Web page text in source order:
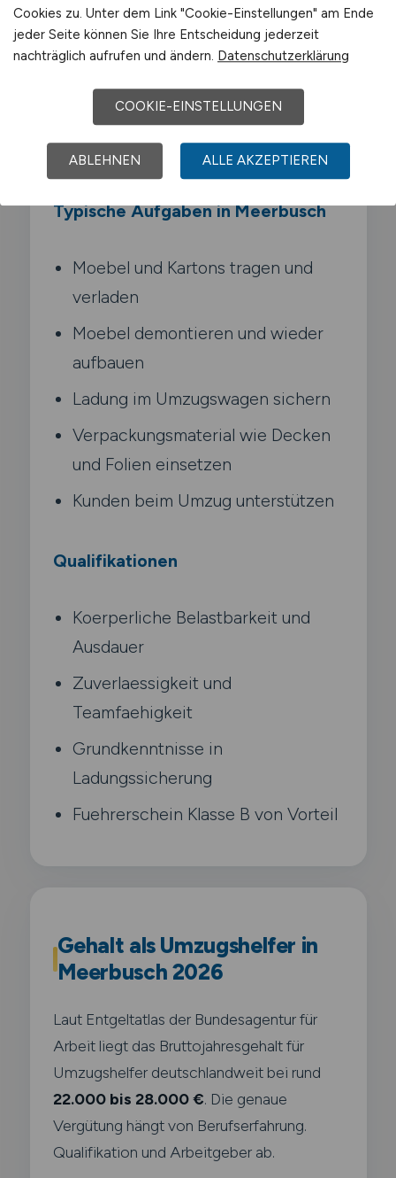
Verpacken. Tragen und Verladen von
Moebeln und Kartons. Du demontierst
am Zielort wieder auf. Die Arbeit ist
koerperlich anspruchsvoll und findet
ueberwiegend im Aussendienst statt.
Typische Aufgaben in Meerbusch
Moebel und Kartons tragen und
verladen
Moebel demontieren und wieder
aufbauen
Ladung im Umzugswagen sichern
Verpackungsmaterial wie Decken
und Folien einsetzen
Kunden beim Umzug unterstützen
Qualifikationen
Koerperliche Belastbarkeit und
Ausdauer
Zuverlaessigkeit und
Teamfaehigkeit
Grundkenntnisse in
Ladungssicherung
Fuehrerschein Klasse B von Vorteil
Gehalt als Umzugshelfer in
Meerbusch 2026
Laut Entgeltatlas der Bundesagentur für
Arbeit liegt das Bruttojahresgehalt für
Umzugshelfer deutschlandweit bei rund
22.000 bis 28.000 €. Die genaue
Vergütung hängt von Berufserfahrung.
Qualifikation und Arbeitgeber ab.
Cookies zu. Unter dem Link "Cookie-Einstellungen" am Ende
jeder Seite können Sie Ihre Entscheidung jederzeit
nachträglich aufrufen und ändern. Datenschutzerklärung
COOKIE-EINSTELLUNGEN
ABLEHNEN ALLE AKZEPTIEREN